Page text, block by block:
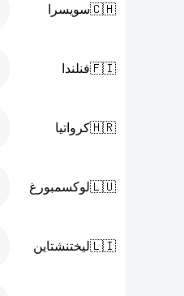
🇨🇭سويسرا
🇫🇮فنلندا
🇭🇷كرواتيا
🇱🇺لوكسمبورغ
🇱🇮ليختنشتاين